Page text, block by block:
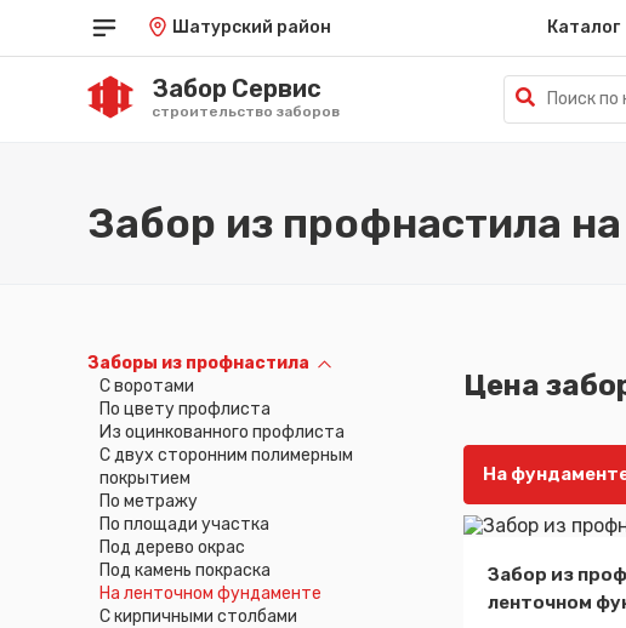
Шатурский район Каталог
Махачкала
Оренбург
Петрозаводск
Петропавловск-Камчатский
Ростов-на-Дону
Ставрополь
Тамбов
Хабаровск
Чебоксары
Челябинск
Якутск
Забор Сервис
строительство заборов
Забор из профнастила
Заборы из профнастила
C воротами
По цвету профлиста
Из оцинкованного профлиста
С двух сторонним полимерным
покрытием
По метражу
По площади участка
Под дерево окрас
Под камень покраска
На ленточном фундаменте
С кирпичными столбами
Цена
На
Забор из
ленточном